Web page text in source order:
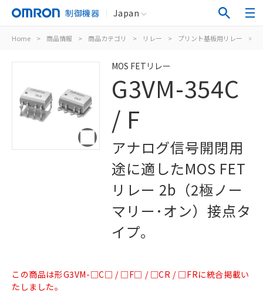
制御機器 Japan
Home > 商品情報 > 商品カテゴリ > リレー > プリント基板用リレー >
MOS FETリレー
G3VM-354C
/ F
アナログ信号開閉用
途に適したMOS FET
リレー 2b（2極ノー
マリー･オン）接点タ
イプ。
この商品は形G3VM-□C□ / □F□ / □CR / □FRに統合掲載い
たしました。